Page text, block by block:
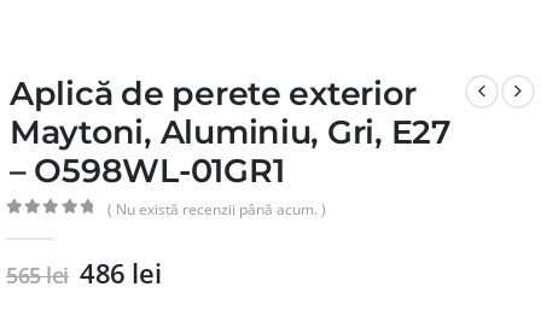
Aplică de perete exterior
Maytoni, Aluminiu, Gri, E27
– O598WL-01GR1
( Nu există recenzii până acum. )
565lei 486 lei